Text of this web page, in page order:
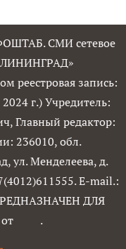
СМИ сетевое
реестровая запись:
г.) Учредитель:
Главный редактор:
236010, обл.
ул. Менделеева, д.
E-mail.:
ДЛЯ
.